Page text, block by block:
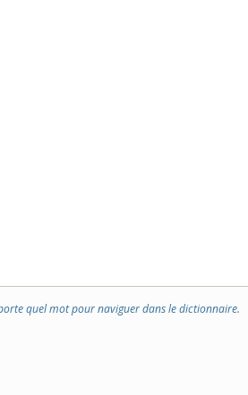
quel mot pour naviguer dans le dictionnaire.